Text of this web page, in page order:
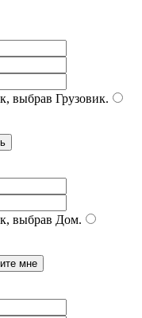
выбрав Грузовик.
выбрав Дом.